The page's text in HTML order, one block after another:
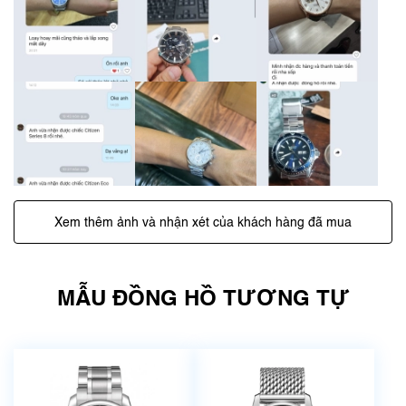
Xem thêm ảnh và nhận xét của khách hàng đã mua
MẪU ĐỒNG HỒ TƯƠNG TỰ